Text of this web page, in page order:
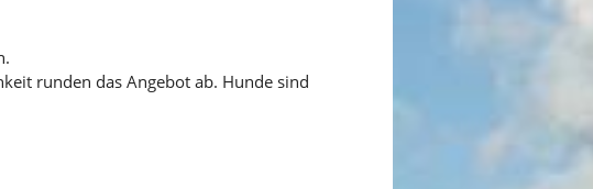
runden das Angebot ab. Hunde sind